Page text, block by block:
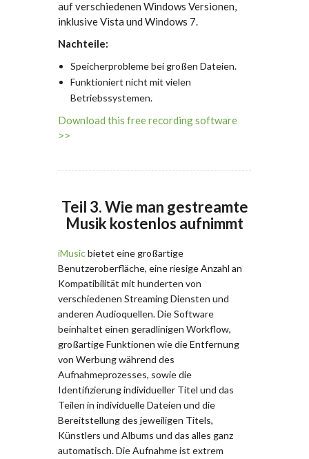
auf verschiedenen Windows Versionen,
inklusive Vista und Windows 7.
Nachteile:
Speicherprobleme bei großen Dateien.
Funktioniert nicht mit vielen
Betriebssystemen.
Download this free recording software
>>
Teil 3. Wie man gestreamte
Musik kostenlos aufnimmt
iMusicbietet eine großartige
Benutzeroberfläche, eine riesige Anzahl an
Kompatibilität mit hunderten von
verschiedenen Streaming Diensten und
anderen Audioquellen. Die Software
beinhaltet einen geradlinigen Workflow,
großartige Funktionen wie die Entfernung
von Werbung während des
Aufnahmeprozesses, sowie die
Identifizierung individueller Titel und das
Teilen in individuelle Dateien und die
Bereitstellung des jeweiligen Titels,
Künstlers und Albums und das alles ganz
automatisch. Die Aufnahme ist extrem